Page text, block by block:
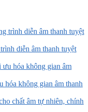
diễn âm thanh tuyệt
hóa không gian âm thanh